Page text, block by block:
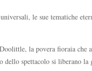
le sue tematiche
la povera fioraia che
dello spettacolo si liberano la